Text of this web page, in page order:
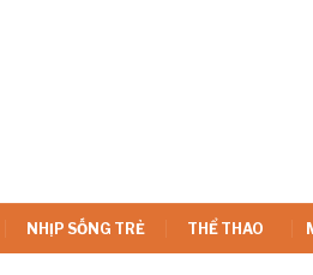
NHỊP SỐNG TRẺ THỂ THAO